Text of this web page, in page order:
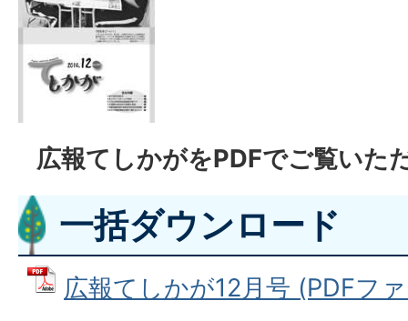
広報てしかがをPDFでご覧いた
一括ダウンロード
広報てしかが12月号 (PDFフ